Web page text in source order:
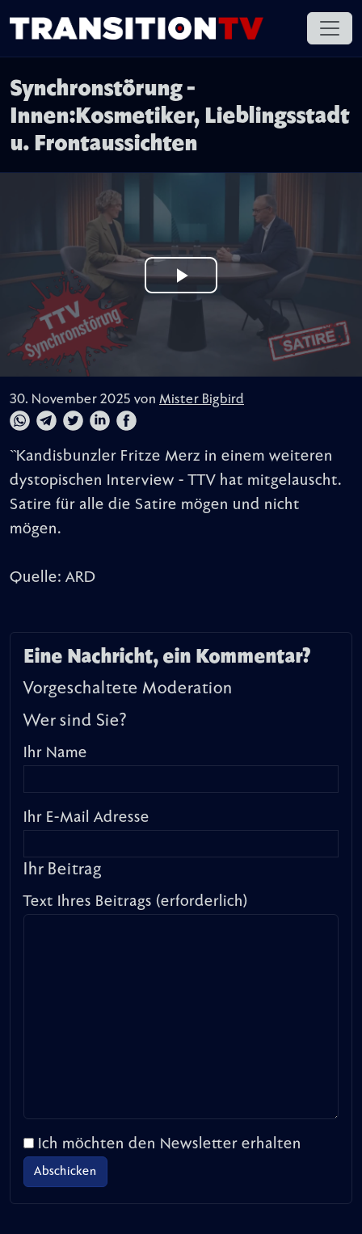
Synchronstörung -
Innen:Kosmetiker, Lieblingsstadt
u. Frontaussichten
30. November 2025 von Mister Bigbird
``Kandisbunzler Fritze Merz in einem weiteren
dystopischen Interview - TTV hat mitgelauscht.
Satire für alle die Satire mögen und nicht
mögen.
Quelle: ARD
Eine Nachricht, ein Kommentar?
Vorgeschaltete Moderation
Wer sind Sie?
Ihr Name
Ihr E-Mail Adresse
Ihr Beitrag
Text Ihres Beitrags (erforderlich)
Ich möchten den Newsletter erhalten